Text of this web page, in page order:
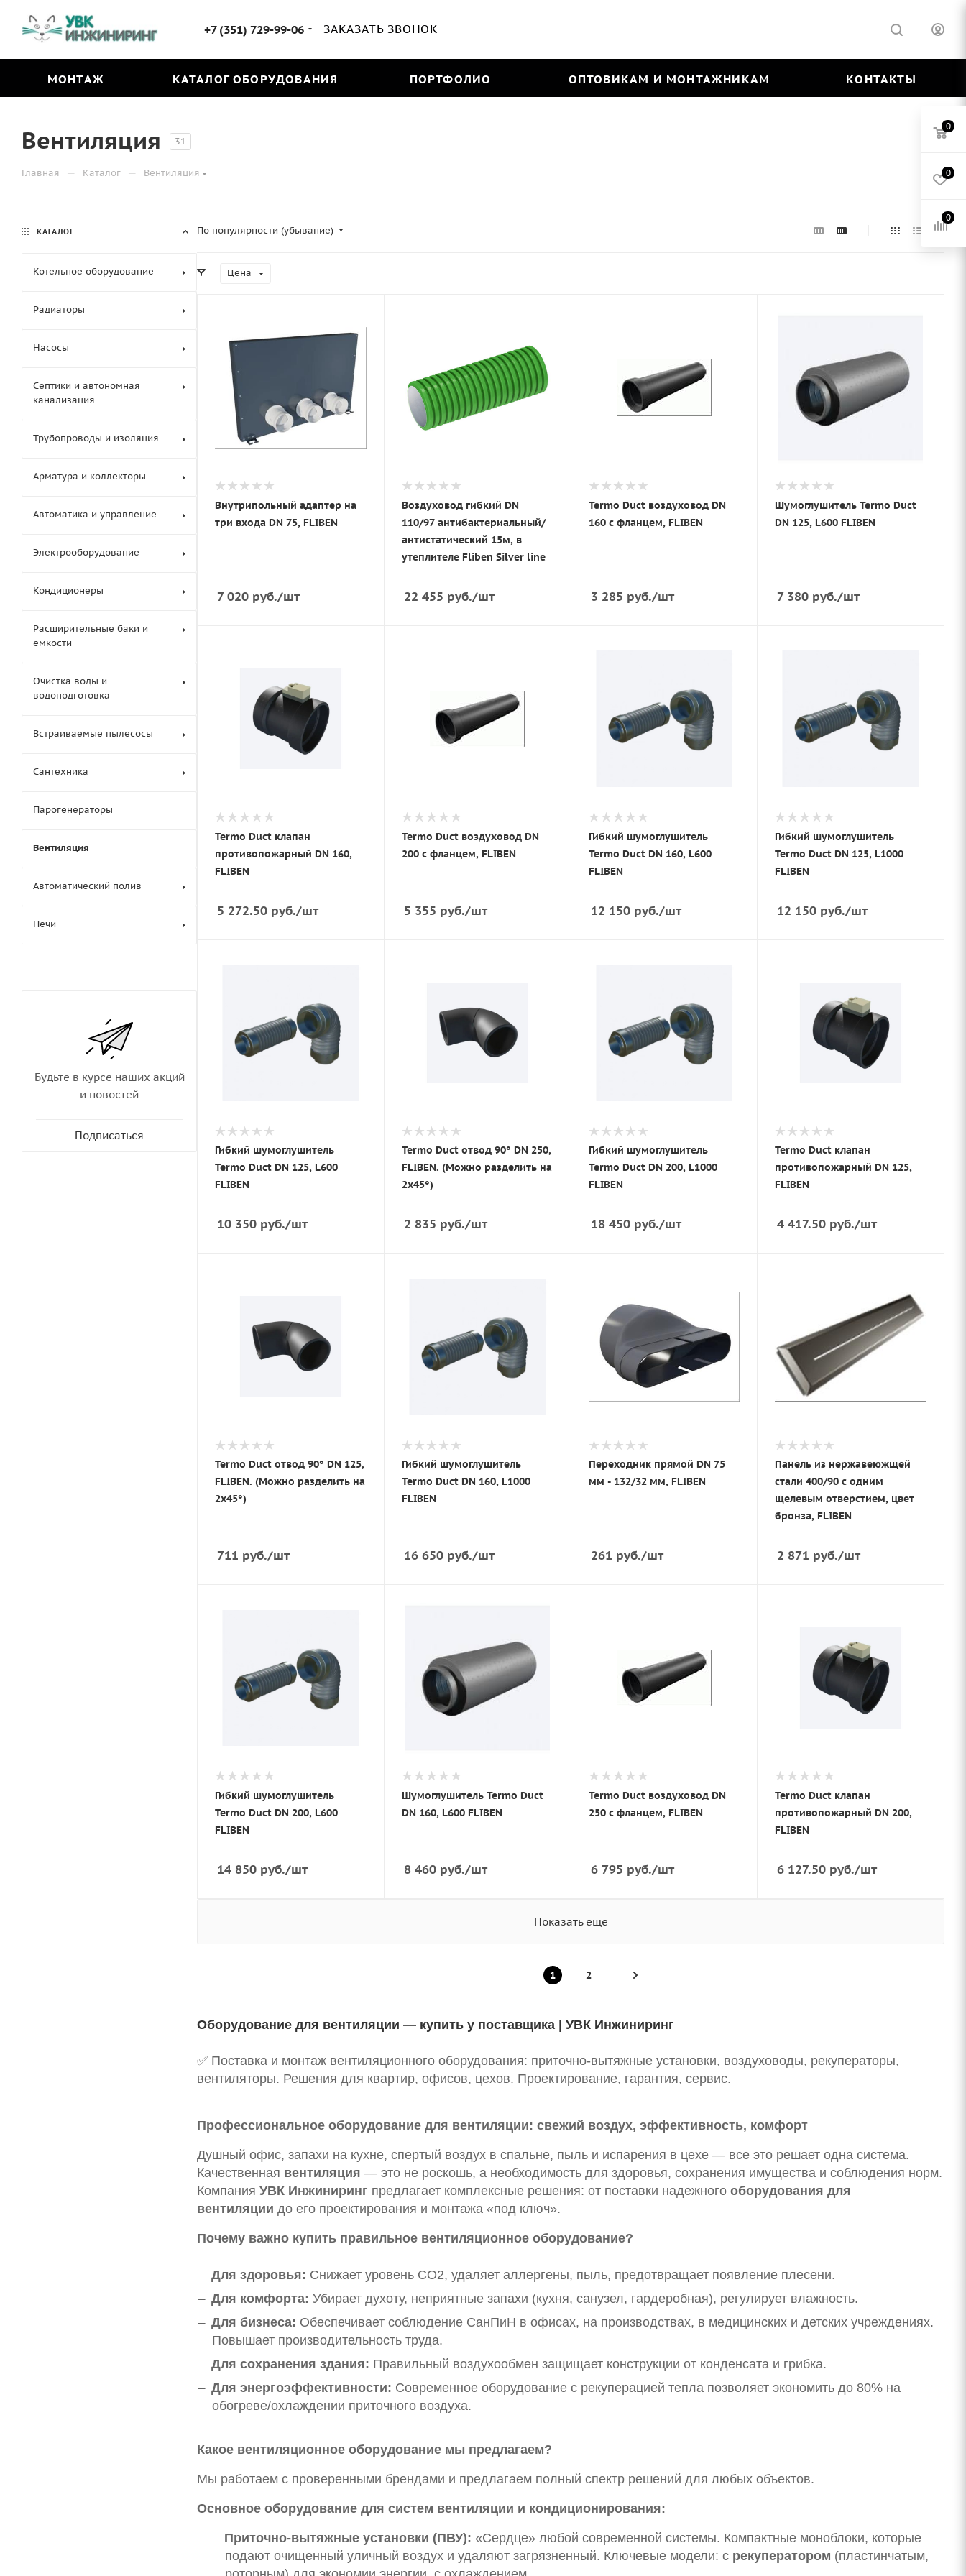
+7 (351) 729-99-06 ЗАКАЗАТЬ ЗВОНОК
МОНТАЖ КАТАЛОГ ОБОРУДОВАНИЯ ПОРТФОЛИО ОПТОВИКАМ И МОНТАЖНИКАМ КОНТАКТЫ
Вентиляция 31
Главная — Каталог — Вентиляция
По популярности (убывание)
Цена
Внутрипольный адаптер на
три входа DN 75, FLIBEN
7 020 руб./шт
Воздуховод гибкий DN
110/97 антибактериальный/
антистатический 15м, в
утеплителе Fliben Silver line
22 455 руб./шт
Termo Duct воздуховод DN
160 с фланцем, FLIBEN
3 285 руб./шт
Шумоглушитель Termo Duct
DN 125, L600 FLIBEN
7 380 руб./шт
Termo Duct клапан
противопожарный DN 160,
FLIBEN
5 272.50 руб./шт
Termo Duct воздуховод DN
200 с фланцем, FLIBEN
5 355 руб./шт
Гибкий шумоглушитель
Termo Duct DN 160, L600
FLIBEN
12 150руб./шт
Гибкий шумоглушитель
Termo Duct DN 125, L1000
FLIBEN
12 150 руб./шт
Гибкий шумоглушитель
Termo Duct DN 125, L600
FLIBEN
10 350 руб./шт
Termo Duct отвод 90° DN 250,
FLIBEN. (Можно разделить на
2х45°)
2 835 руб./шт
Гибкий шумоглушитель
Termo Duct DN 200, L1000
FLIBEN
18 450руб./шт
Termo Duct клапан
противопожарный DN 125,
FLIBEN
4 417.50 руб./шт
Termo Duct отвод 90° DN 125,
FLIBEN. (Можно разделить на
2х45°)
711 руб./шт
Гибкий шумоглушитель
Termo Duct DN 160, L1000
FLIBEN
16 650руб./шт
Переходник прямой DN 75
мм - 132/32 мм, FLIBEN
261 руб./шт
Панель из нержавеюжщей
стали 400/90 с одним
щелевым отверстием, цвет
бронза, FLIBEN
2 871 руб./шт
Гибкий шумоглушитель
Termo Duct DN 200, L600
FLIBEN
14 850 руб./шт
Шумоглушитель Termo Duct
DN 160, L600 FLIBEN
8 460руб./шт
Termo Duct воздуховод DN
250 с фланцем, FLIBEN
6 795 руб./шт
Termo Duct клапан
противопожарный DN 200,
FLIBEN
6 127.50 руб./шт
Показать еще
1 2
Оборудование для вентиляции — купить у поставщика | УВК Инжиниринг
✅ Поставка и монтаж вентиляционного оборудования: приточно-вытяжные установки, воздуховоды, рекуператоры,
вентиляторы. Решения для квартир, офисов, цехов. Проектирование, гарантия, сервис.
Профессиональное оборудование для вентиляции: свежий воздух, эффективность, комфорт
Душный офис, запахи на кухне, спертый воздух в спальне, пыль и испарения в цехе — все это решает одна система.
Качественная вентиляция — это не роскошь, а необходимость для здоровья, сохранения имущества и соблюдения норм.
Компания УВК Инжиниринг предлагает комплексные решения: от поставки надежного оборудования для
вентиляции до его проектирования и монтажа «под ключ».
Почему важно купить правильное вентиляционное оборудование?
Для здоровья: Снижает уровень CO2, удаляет аллергены, пыль, предотвращает появление плесени.
Для комфорта: Убирает духоту, неприятные запахи (кухня, санузел, гардеробная), регулирует влажность.
Для бизнеса: Обеспечивает соблюдение СанПиН в офисах, на производствах, в медицинских и детских учреждениях.
Повышает производительность труда.
Для сохранения здания: Правильный воздухообмен защищает конструкции от конденсата и грибка.
Для энергоэффективности: Современное оборудование с рекуперацией тепла позволяет экономить до 80% на
обогреве/охлаждении приточного воздуха.
Какое вентиляционное оборудование мы предлагаем?
Мы работаем с проверенными брендами и предлагаем полный спектр решений для любых объектов.
Основное оборудование для систем вентиляции и кондиционирования:
Приточно-вытяжные установки (ПВУ): «Сердце» любой современной системы. Компактные моноблоки, которые
подают очищенный уличный воздух и удаляют загрязненный. Ключевые модели: с рекуператором (пластинчатым,
КАТАЛОГ
Котельное оборудование
Радиаторы
Насосы
Септики и автономная
канализация
Трубопроводы и изоляция
Арматура и коллекторы
Автоматика и управление
Электрооборудование
Кондиционеры
Расширительные баки и
емкости
Очистка воды и
водоподготовка
Встраиваемые пылесосы
Сантехника
Парогенераторы
Вентиляция
Автоматический полив
Печи
Будьте в курсе наших акций
и новостей
Подписаться
0
0
0